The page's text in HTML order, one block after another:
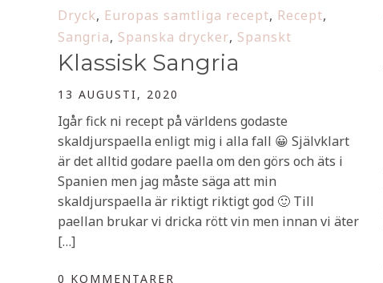
Dryck, Europas samtliga recept, Recept,
Sangria, Spanska drycker, Spanskt
Klassisk Sangria
13 AUGUSTI, 2020
Igår fick ni recept på världens godaste
skaldjurspaella enligt mig i alla fall 😀 Självklart
är det alltid godare paella om den görs och äts i
Spanien men jag måste säga att min
skaldjurspaella är riktigt riktigt god 🙂 Till
paellan brukar vi dricka rött vin men innan vi äter
[…]
0 KOMMENTARER